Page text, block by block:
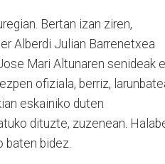
Bertan izan ziren,
Alberdi Julian Barrenetxea
Mari Altunaren senideak
ofiziala, berriz,
eskainiko duten
dituzte, zuzenean.
bidez.